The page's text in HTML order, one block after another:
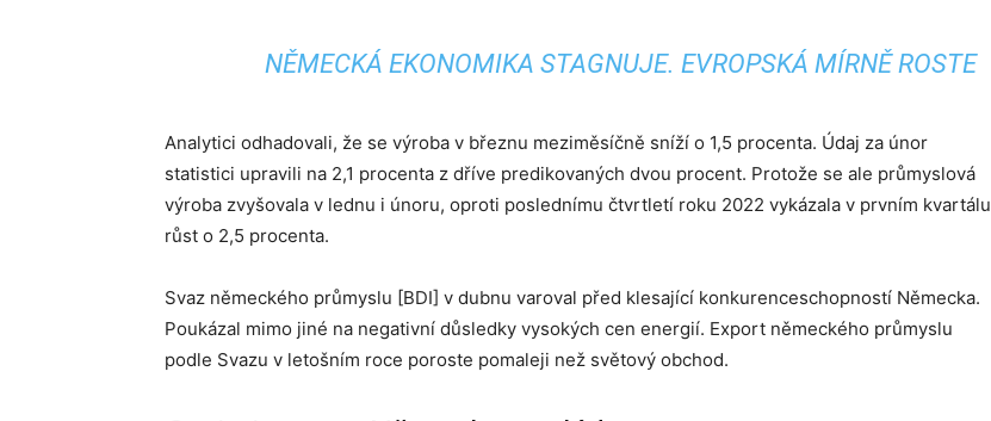
NĚMECKÁ EKONOMIKA STAGNUJE. EVROPSKÁ MÍRNĚ ROSTE
Analytici odhadovali, že se výroba v březnu meziměsíčně sníží o 1,5 procenta. Údaj za únor
statistici upravili na 2,1 procenta z dříve predikovaných dvou procent. Protože se ale průmyslová
výroba zvyšovala v lednu i únoru, oproti poslednímu čtvrtletí roku 2022 vykázala v prvním kvartálu
růst o 2,5 procenta.
Svaz německého průmyslu [BDI] v dubnu varoval před klesající konkurenceschopností Německa.
Poukázal mimo jiné na negativní důsledky vysokých cen energií. Export německého průmyslu
podle Svazu v letošním roce poroste pomaleji než světový obchod.